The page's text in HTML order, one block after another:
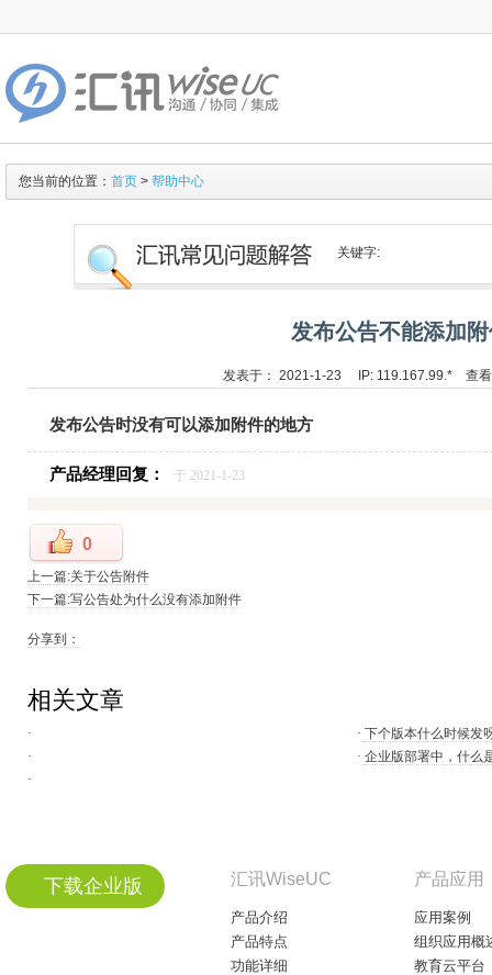
您当前的位置： 首页 > 帮助中心
关键字:
发布公告不能添加
发表于： 2021-1-23 IP: 119.167.99.* 查
发布公告时没有可以添加附件的地方
产品经理回复： 于 2021-1-23
0
上一篇:关于公告附件
下一篇:写公告处为什么没有添加附件
分享到：
相关文章
· · 下个版本什么时候发
·
· 企业版部署中，什么
·
下载企业版 汇讯WiseUC
产品介绍
产品特点
功能详细
产品应用
应用案例
组织应用概
教育云平台